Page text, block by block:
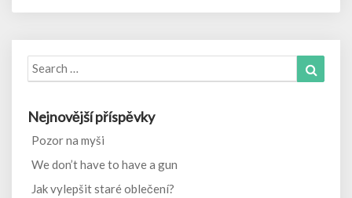
Search
for:
Nejnovější příspěvky
Pozor na myši
We don’t have to have a gun
Jak vylepšit staré oblečení?